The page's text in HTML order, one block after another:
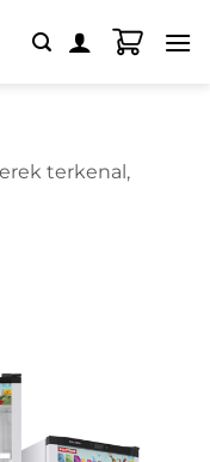
terkenal,